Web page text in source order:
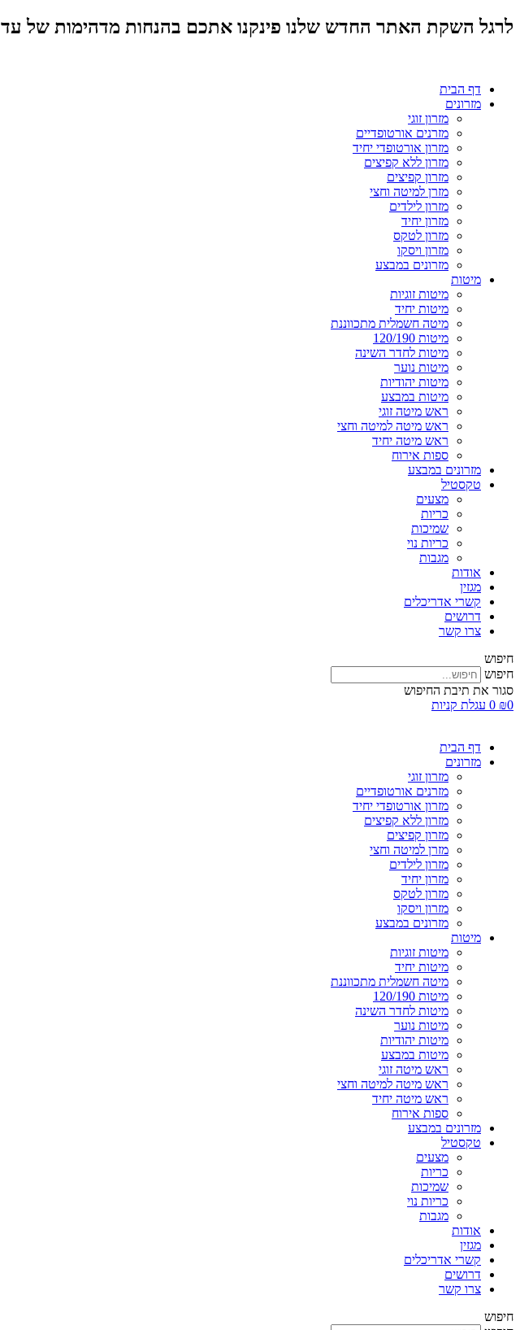
לרגל השקת האתר החדש שלנו פינקנו אתכם בהנחות מדהימות של עד 50% הנחה
דף הבית
מזרונים
מזרון זוגי
מזרנים אורטופדיים
מזרון אורטופדי יחיד
מזרון ללא קפיצים
מזרון קפיצים
מזרן למיטה וחצי
מזרון לילדים
מזרון יחיד
מזרון לטקס
מזרון ויסקו
מזרונים במבצע
מיטות
מיטות זוגיות
מיטות יחיד
מיטה חשמלית מתכווננת
מיטות 120/190
מיטות לחדר השינה
מיטות נוער
מיטות יהודיות
מיטות במבצע
ראש מיטה זוגי
ראש מיטה למיטה וחצי
ראש מיטה יחיד
ספות אירוח
מזרונים במבצע
טקסטיל
מצעים
כריות
שמיכות
כריות נוי
מגבות
אודות
מגזין
קשרי אדריכלים
דרושים
צרו קשר
חיפוש
חיפוש
סגור את תיבת החיפוש
₪0
0 עגלת קניות
דף הבית
מזרונים
מזרון זוגי
מזרנים אורטופדיים
מזרון אורטופדי יחיד
מזרון ללא קפיצים
מזרון קפיצים
מזרן למיטה וחצי
מזרון לילדים
מזרון יחיד
מזרון לטקס
מזרון ויסקו
מזרונים במבצע
מיטות
מיטות זוגיות
מיטות יחיד
מיטה חשמלית מתכווננת
מיטות 120/190
מיטות לחדר השינה
מיטות נוער
מיטות יהודיות
מיטות במבצע
ראש מיטה זוגי
ראש מיטה למיטה וחצי
ראש מיטה יחיד
ספות אירוח
מזרונים במבצע
טקסטיל
מצעים
כריות
שמיכות
כריות נוי
מגבות
אודות
מגזין
קשרי אדריכלים
דרושים
צרו קשר
חיפוש